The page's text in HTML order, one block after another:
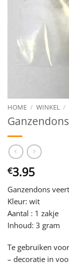
HOME / WINKEL /
€3.95
Ganzendons
Kleur: wit
Aantal : 1 zakje
Inhoud: 3 gram
Te gebruiken
– decoratie in